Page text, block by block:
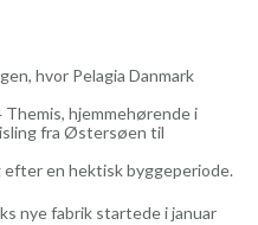
hvor Pelagia Danmark
hjemmehørende i
fra Østersøen til
efter en hektisk byggeperiode.
nye fabrik startede i januar